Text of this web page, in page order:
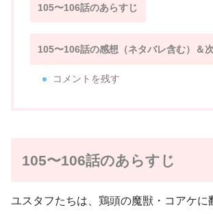
105〜106話のあらすじ
105〜106話の感想（ネタバレ含む）＆
コメントを残す
105〜106話のあらすじ
ユスタフたちは、鶏頭の魔獣・コアケに